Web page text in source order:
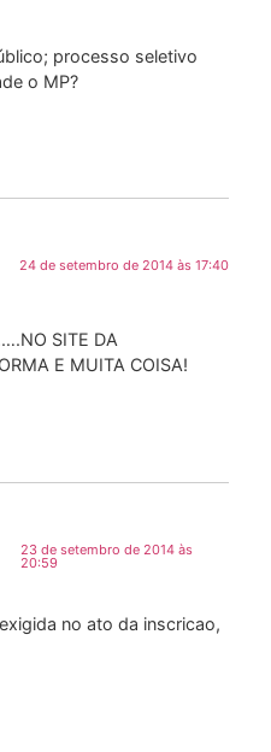
processo seletivo
o MP?
24 de setembro de 2014 às 17:40
SITE DA
E MUITA COISA!
23 de setembro de 2014 às
20:59
no ato da inscricao,